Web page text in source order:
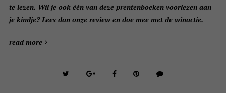
te lezen. Wil je ook één van deze prentenboeken voorlezen aan
je kindje? Lees dan onze review en doe mee met de winactie.
read more